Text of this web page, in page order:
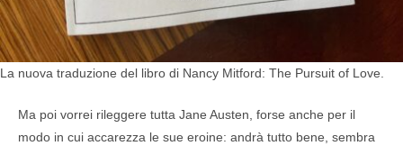
La nuova traduzione del libro di Nancy Mitford: The Pursuit of Love.
Ma poi vorrei rileggere tutta Jane Austen, forse anche per il
modo in cui accarezza le sue eroine: andrà tutto bene, sembra